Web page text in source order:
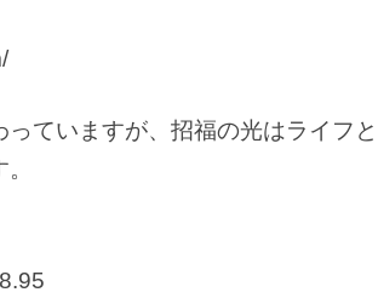
ていますが、招福の光はライフ